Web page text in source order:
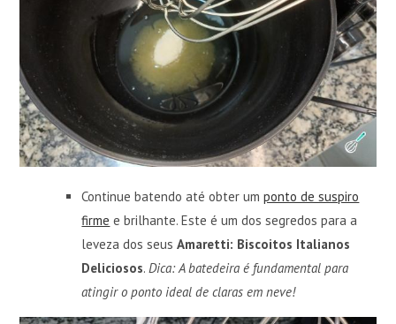
Continue batendo até obter umponto de suspiro
firme e brilhante. Este é um dos segredos para a
leveza dos seusAmaretti: Biscoitos Italianos
Deliciosos.Dica: A batedeira é fundamental para
atingir o ponto ideal de claras em neve!